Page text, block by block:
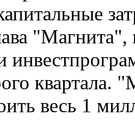
"Магнита",
весь 1